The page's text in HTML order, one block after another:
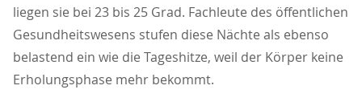
liegen sie bei 23 bis 25 Grad. Fachleute des öffentlichen
Gesundheitswesens stufen diese Nächte als ebenso
belastend ein wie die Tageshitze, weil der Körper keine
Erholungsphase mehr bekommt.